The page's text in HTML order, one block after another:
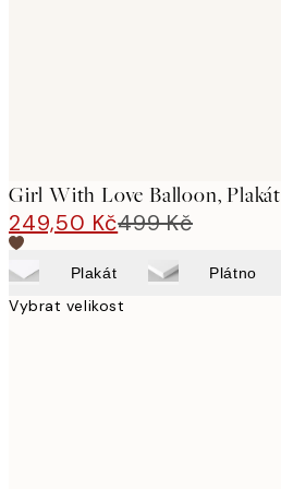
Girl With Love Balloon, Plakát
249,50 Kč499 Kč
Plakát Plátno
Vybrat velikost